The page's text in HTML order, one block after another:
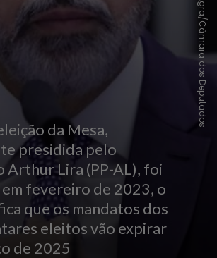
da Mesa,
presidida pelo
Arthur Lira (PP-AL), foi
fevereiro de 2023, o
que os mandatos dos
eleitos vão expirar
de 2025
Mário Agra/Câmara dos Deputados